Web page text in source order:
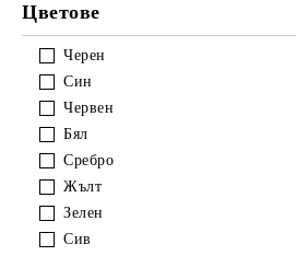
Цветове
Черен
Син
Червен
Бял
Сребро
Жълт
Зелен
Сив